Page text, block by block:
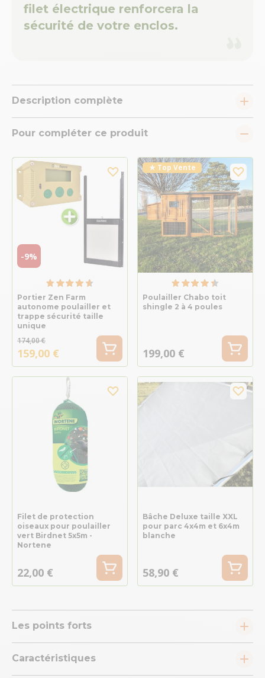
filet électrique renforcera la
sécurité de votre enclos.
Description complète
Pour compléter ce produit
-9%
Portier Zen Farm
autonome poulailler et
trappe sécurité taille
unique
174,00 €
159,00 €
★ Top Vente
Poulailler Chabo toit
shingle 2 à 4 poules
199,00 €
Filet de protection
oiseaux pour poulailler
vert Birdnet 5x5m -
Nortene
22,00 €
Bâche Deluxe taille XXL
pour parc 4x4m et 6x4m
blanche
58,90 €
Les points forts
Caractéristiques